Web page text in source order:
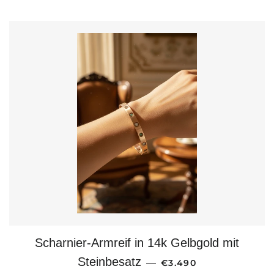
Scharnier-Armreif in 14k Gelbgold mit
Steinbesatz — NORMALER PREIS
€3.490